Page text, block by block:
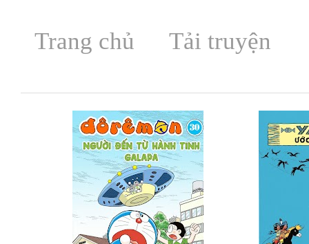
Trang chủ Tải truyện